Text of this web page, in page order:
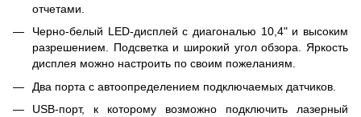
отчетами.
Черно-белый LED-дисплей с диагональю 10,4" и высоким
разрешением. Подсветка и широкий угол обзора. Яркость
дисплея можно настроить по своим пожеланиям.
Два порта с автоопределением подключаемых датчиков.
USB-порт, к которому возможно подключить лазерный